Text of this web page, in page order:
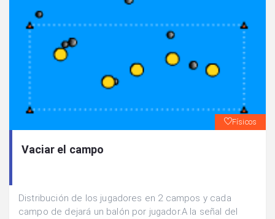
Físicos
Vaciar el campo
Distribución de los jugadores en 2 campos y cada
campo de dejará un balón por jugador.A la señal del